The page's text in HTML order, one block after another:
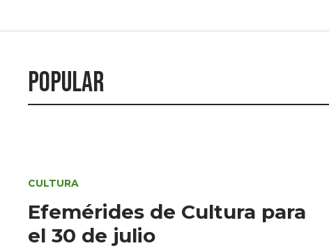
Popular
CULTURA
Efemérides de Cultura para
el 30 de julio